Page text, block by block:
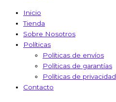
Inicio
Tienda
Sobre Nosotros
Políticas
Políticas de envíos
Políticas de garantías
Políticas de privacidad
Contacto